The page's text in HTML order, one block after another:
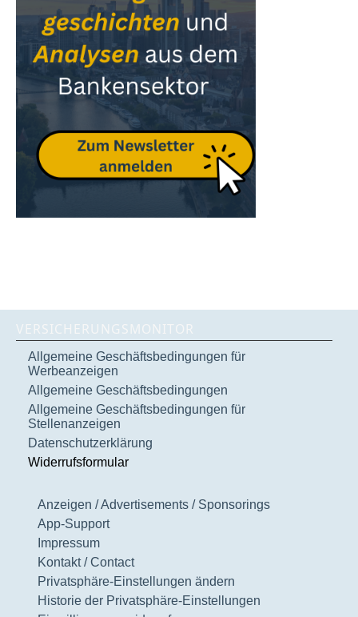
VERSICHERUNGSMONITOR
Allgemeine Geschäftsbedingungen für
Werbeanzeigen
Allgemeine Geschäftsbedingungen
Allgemeine Geschäftsbedingungen für
Stellenanzeigen
Datenschutzerklärung
Widerrufsformular
Anzeigen / Advertisements / Sponsorings
App-Support
Impressum
Kontakt / Contact
Privatsphäre-Einstellungen ändern
Historie der Privatsphäre-Einstellungen